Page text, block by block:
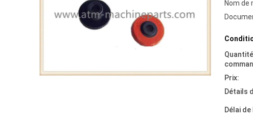
Nom de
Prix:
Détails
Délai